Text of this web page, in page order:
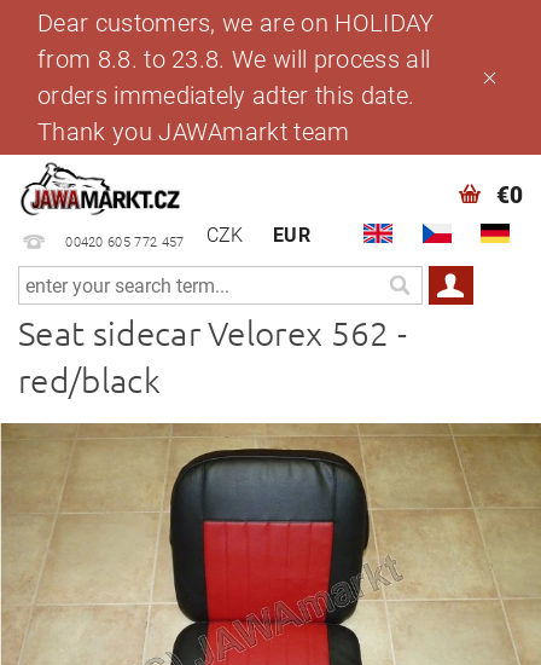
Dear customers, we are on HOLIDAY
from 8.8. to 23.8. We will process all
orders immediately adter this date.
Thank you JAWAmarkt team
00420 605 772 457 CZK EUR
€0
Seat sidecar Velorex 562 -
red/black